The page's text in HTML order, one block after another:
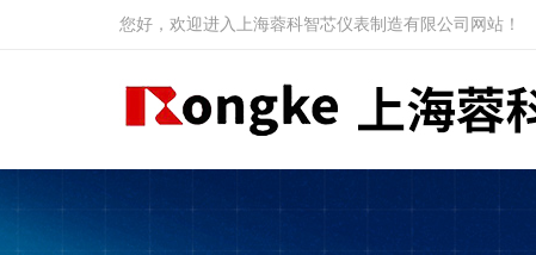
您好，欢迎进入上海蓉科智芯仪表制造有限公司网站！